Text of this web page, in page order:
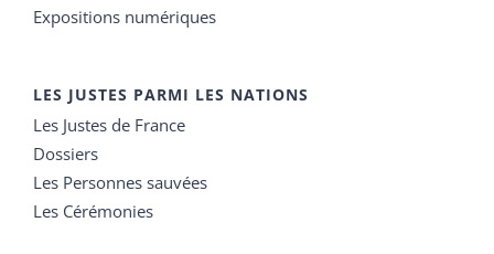
Expositions numériques
LES JUSTES PARMI LES NATIONS
Les Justes de France
Dossiers
Les Personnes sauvées
Les Cérémonies